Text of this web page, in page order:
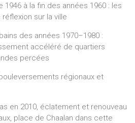
1946 à la fin des années 1960 : les
sur la ville
des années 1970–1980 :
accéléré de quartiers
percées
régionaux et
en 2010, éclatement et renouveau
place de Chaalan dans cette